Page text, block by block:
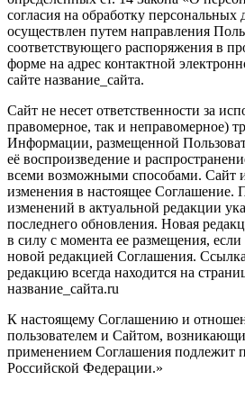
согласия на обработку
осуществлен путем направления
соответствующего распоряжения в
форме на адрес контактной
сайте название_сайта.
Сайт не несет ответственности за
правомерное, так и неправомерное)
Информации, размещенной
её воспроизведение и
всеми возможными способами. Сайт
изменения в настоящее Соглашение.
изменений в актуальной редакции
последнего обновления. Новая
в силу с момента ее размещения,
новой редакцией Соглашения.
редакцию всегда находится на
название_сайта.ru
К настоящему Соглашению и
пользователем и Сайтом,
применением Соглашения подлежит
Российской Федерации.»